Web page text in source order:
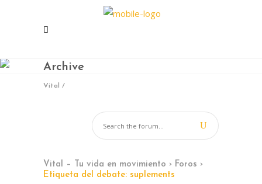
Archive
Vital /
Vital – Tu vida en movimiento › Foros ›
Etiqueta del debate: suplements
En Vital estamos esperando tu llamada.
comenzá a mejorar tu calidad de vida.